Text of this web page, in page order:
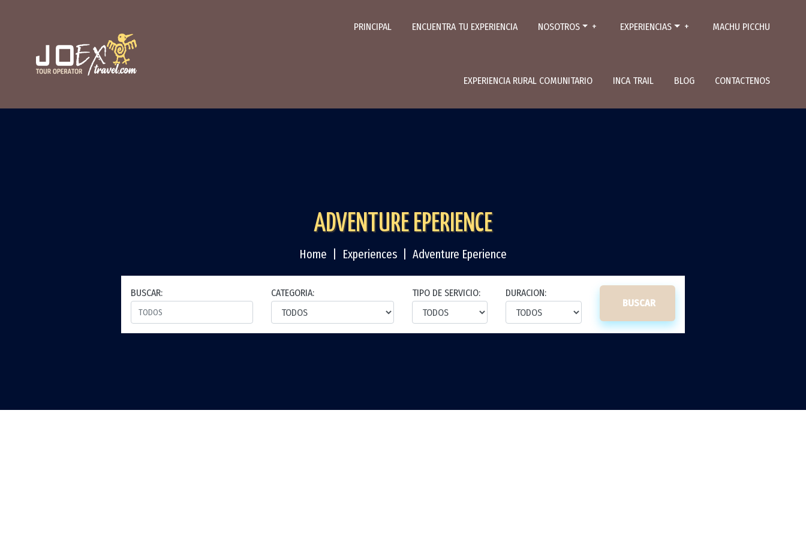
BUSCAR: CATEGORIA: TIPO DE SERVICIO:
DURACION:
BUSCAR
PRINCIPAL ENCUENTRA TU EXPERIENCIA NOSOTROS EXPERIENCIAS MACHU PICCHU
EXPERIENCIA RURAL COMUNITARIO INCA TRAIL BLOG CONTACTENOS
ADVENTURE EPERIENCE
Home Experiences Adventure Eperience